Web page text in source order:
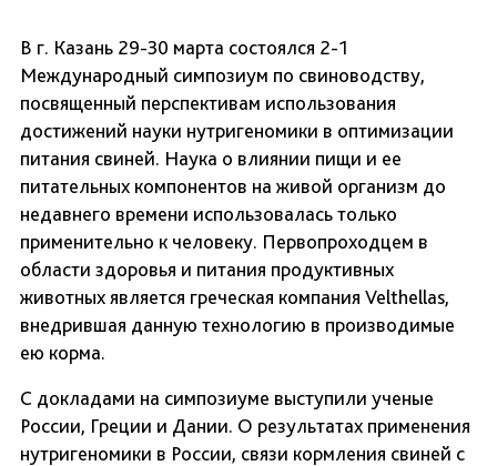
В г. Казань 29-30 марта состоялся 2-1
Международный симпозиум по свиноводству,
посвященный перспективам использования
достижений науки нутригеномики в оптимизации
питания свиней. Наука о влиянии пищи и ее
питательных компонентов на живой организм до
недавнего времени использовалась только
применительно к человеку. Первопроходцем в
области здоровья и питания продуктивных
животных является греческая компания Velthellas,
внедрившая данную технологию в производимые
ею корма.
С докладами на симпозиуме выступили ученые
России, Греции и Дании. О результатах применения
нутригеномики в России, связи кормления свиней с